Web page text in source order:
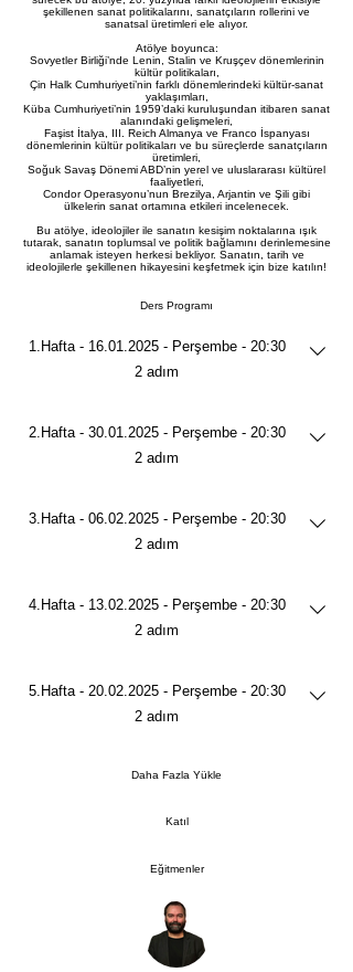
şekillenen sanat politikalarını, sanatçıların rollerini ve
sanatsal üretimleri ele alıyor.
Atölye boyunca:
Sovyetler Birliği’nde Lenin, Stalin ve Kruşçev dönemlerinin
kültür politikaları,
Çin Halk Cumhuriyeti’nin farklı dönemlerindeki kültür-sanat
yaklaşımları,
Küba Cumhuriyeti’nin 1959’daki kuruluşundan itibaren sanat
alanındaki gelişmeleri,
Faşist İtalya, III. Reich Almanya ve Franco İspanyası
dönemlerinin kültür politikaları ve bu süreçlerde sanatçıların
üretimleri,
Soğuk Savaş Dönemi ABD’nin yerel ve uluslararası kültürel
faaliyetleri,
Condor Operasyonu’nun Brezilya, Arjantin ve Şili gibi
ülkelerin sanat ortamına etkileri incelenecek.
Bu atölye, ideolojiler ile sanatın kesişim noktalarına ışık
tutarak, sanatın toplumsal ve politik bağlamını derinlemesine
anlamak isteyen herkesi bekliyor. Sanatın, tarih ve
ideolojilerle şekillenen hikayesini keşfetmek için bize katılın!
Ders Programı
1.Hafta - 16.01.2025 - Perşembe - 20:30
.
2 adım
2.Hafta - 30.01.2025 - Perşembe - 20:30
.
2 adım
3.Hafta - 06.02.2025 - Perşembe - 20:30
.
2 adım
4.Hafta - 13.02.2025 - Perşembe - 20:30
.
2 adım
5.Hafta - 20.02.2025 - Perşembe - 20:30
.
2 adım
Daha Fazla Yükle
Katıl
Eğitmenler